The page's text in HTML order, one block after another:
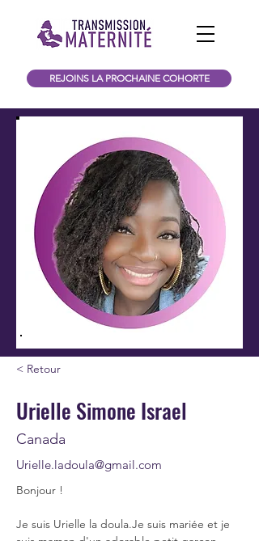
REJOINS LA PROCHAINE COHORTE
< Retour
Urielle Simone Israel
Canada
Urielle.ladoula@gmail.com
Bonjour !
Je suis Urielle la doula.Je suis mariée et je